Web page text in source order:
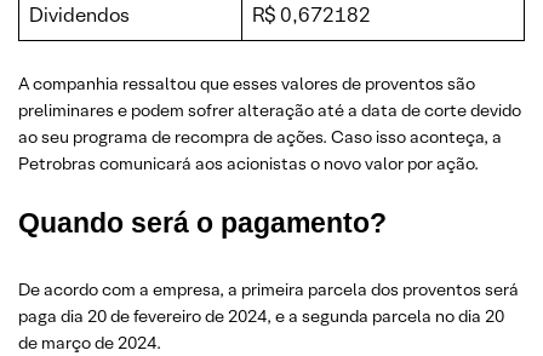
Dividendos
R$ 0,672182
A companhia ressaltou que esses valores de proventos são
preliminares e podem sofrer alteração até a data de corte devido
ao seu programa de recompra de ações. Caso isso aconteça, a
Petrobras comunicará aos acionistas o novo valor por ação.
Quando será o pagamento?
De acordo com a empresa, a primeira parcela dos proventos será
paga dia 20 de fevereiro de 2024, e a segunda parcela no dia 20
de março de 2024.